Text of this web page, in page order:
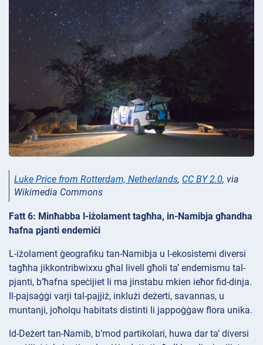
Luke Price from Rotterdam, Netherlands, CC BY 2.0, via
Wikimedia Commons
Fatt 6: Minħabba l-iżolament tagħha, in-Namibja għandha
ħafna pjanti endemiċi
L-iżolament ġeografiku tan-Namibja u l-ekosistemi diversi
tagħha jikkontribwixxu għal livell għoli ta’ endemismu tal-
pjanti, b’ħafna speċijiet li ma jinstabu mkien ieħor fid-dinja.
Il-pajsaġġi varji tal-pajjiż, inklużi deżerti, savannas, u
muntanji, joħolqu habitats distinti li jappoġġaw flora unika.
Id-Deżert tan-Namib, b’mod partikolari, huwa dar ta’ diversi